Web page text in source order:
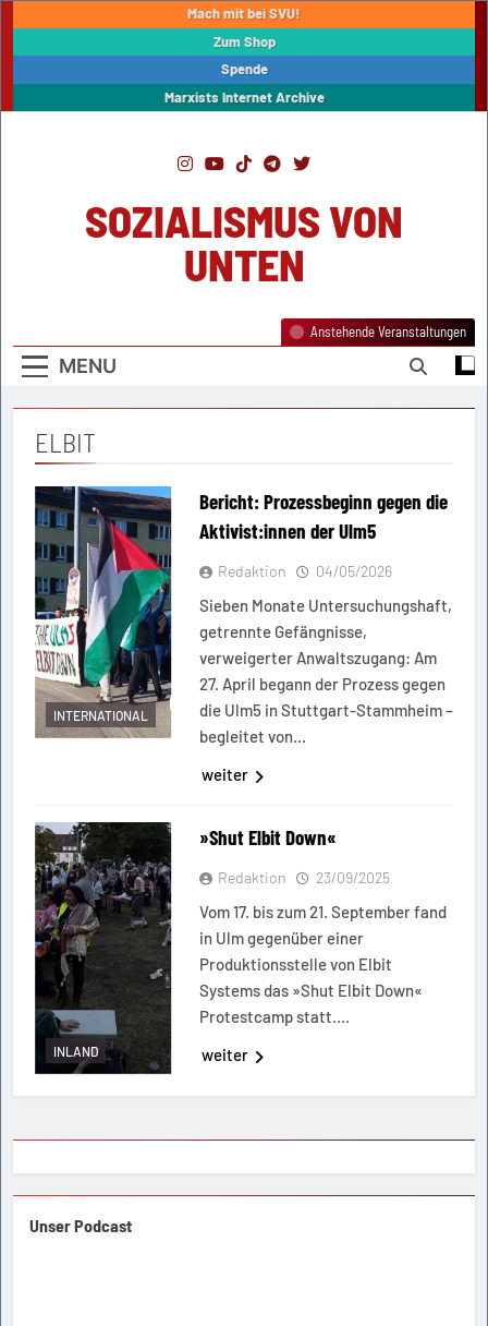
Mach mit bei SVU!
Zum Shop
Spende
Marxists Internet Archive
SOZIALISMUS VON
UNTEN
MENU
Anstehende Veranstaltungen
ELBIT
INTERNATIONAL
Bericht: Prozessbeginn gegen die
Aktivist:innen der Ulm5
Redaktion 04/05/2026
Sieben Monate Untersuchungshaft,
getrennte Gefängnisse,
verweigerter Anwaltszugang: Am
27. April begann der Prozess gegen
die Ulm5 in Stuttgart-Stammheim –
begleitet von…
weiter
INLAND
»Shut Elbit Down«
Redaktion 23/09/2025
Vom 17. bis zum 21. September fand
in Ulm gegenüber einer
Produktionsstelle von Elbit
Systems das »Shut Elbit Down«
Protestcamp statt….
weiter
Unser Podcast